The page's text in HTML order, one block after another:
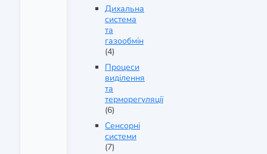
Дихальна
система
та
газообмін
(4)
Процеси
виділення
та
терморегуляції
(6)
Сенсорні
системи
(7)